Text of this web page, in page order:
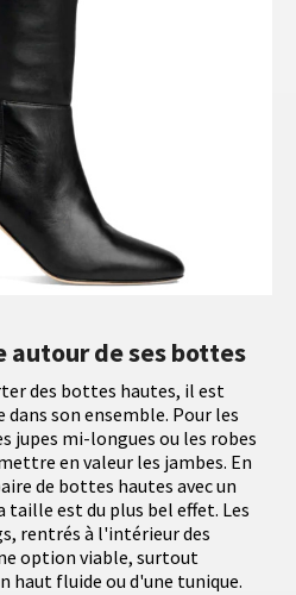
autour de ses bottes
des bottes hautes, il est
dans son ensemble. Pour les
jupes mi-longues ou les robes
en valeur les jambes. En
de bottes hautes avec un
est du plus bel effet. Les
rentrés à l'intérieur des
option viable, surtout
haut fluide ou d'une tunique.